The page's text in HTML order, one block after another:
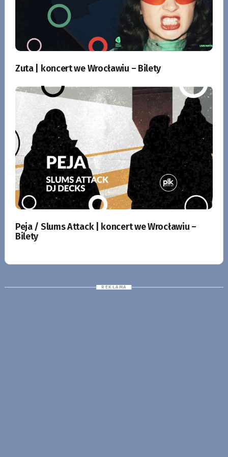
Zuta | koncert we Wrocławiu – Bilety
Peja / Slums Attack | koncert we Wrocławiu –
Bilety